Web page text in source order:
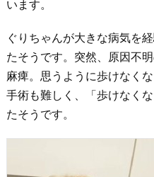
います。
ぐりちゃんが大きな病気を
たそうです。突然、原因不
麻痺。思うように歩けなく
手術も難しく、「歩けなく
たそうです。